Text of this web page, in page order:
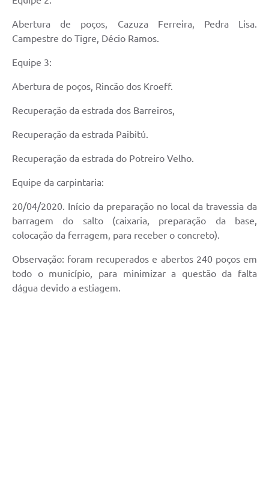
Abertura de poços, Cazuza Ferreira, Pedra Lisa.
Campestre do Tigre, Décio Ramos.
Equipe 3:
Abertura de poços, Rincão dos Kroeff.
Recuperação da estrada dos Barreiros,
Recuperação da estrada Paibitú.
Recuperação da estrada do Potreiro Velho.
Equipe da carpintaria:
20/04/2020. Início da preparação no local da travessia da
barragem do salto (caixaria, preparação da base,
colocação da ferragem, para receber o concreto).
Observação: foram recuperados e abertos 240 poços em
todo o município, para minimizar a questão da falta
dágua devido a estiagem.